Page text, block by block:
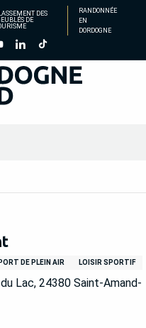
DES
DE
RANDONNÉE
EN
DORDOGNE
DE PLEIN AIR LOISIR SPORTIF
Lac, 24380 Saint-Amand-